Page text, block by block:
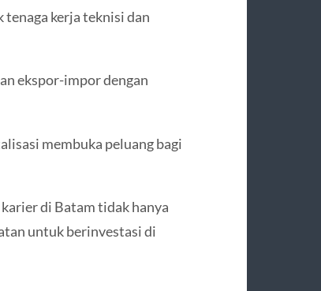
kerja teknisi dan
ekspor-impor dengan
membuka peluang bagi
di Batam tidak hanya
untuk berinvestasi di